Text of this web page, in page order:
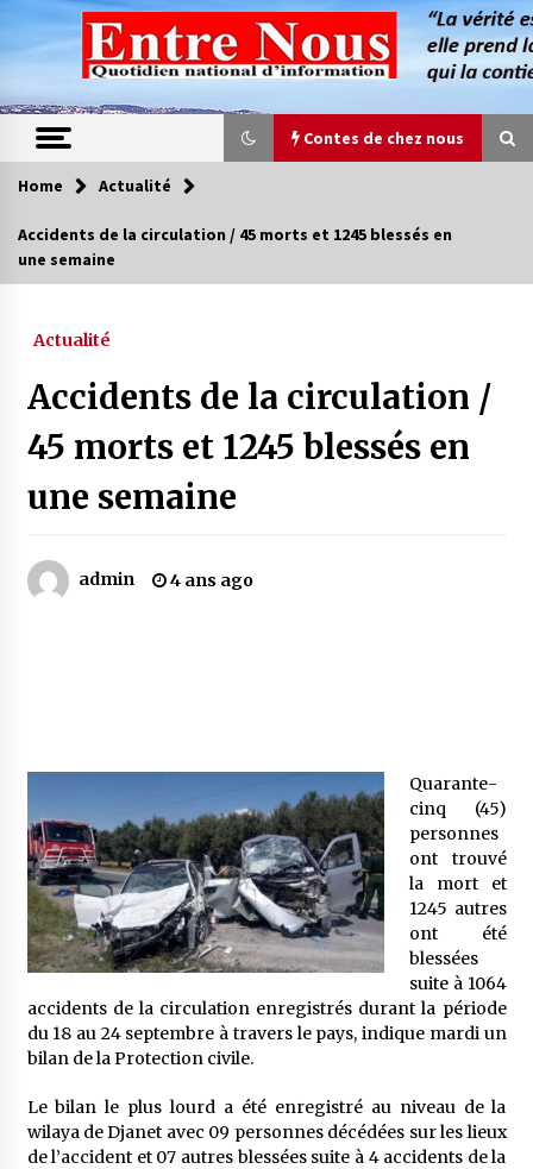
content
Contes de chez nous
Contes de chez nous
Magie de sorcier
4 ans ago
Oum el Gaïla / L’ogresse du M’zab
4 ans ago
« Père, tiens-moi, je vais tomber ! »
5 ans ago
Le bouc de l’Au-delà
5 ans ago
Le monstrueux vieillard (Un récit du Sud
algérien)
Rencontre nocturne dans le désert (Un conte
touareg)
Home Actualité
Accidents de la circulation / 45 morts et 1245 blessés en
une semaine
Actualité
Accidents de la circulation /
45 morts et 1245 blessés en
une semaine
admin 4 ans ago
Quarante-
cinq (45)
personnes
ont trouvé
la mort et
1245 autres
ont été
blessées
suite à 1064
accidents de la circulation enregistrés durant la période
du 18 au 24 septembre à travers le pays, indique mardi un
bilan de la Protection civile.
Le bilan le plus lourd a été enregistré au niveau de la
wilaya de Djanet avec 09 personnes décédées sur les lieux
de l’accident et 07 autres blessées suite à 4 accidents de la